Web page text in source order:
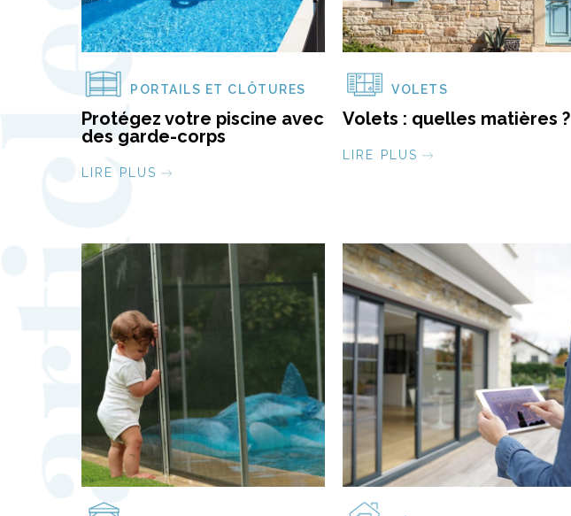
PORTAILS ET CLÔTURES
Protégez votre piscine avec
des garde-corps
LIRE PLUS
VOLETS
Volets : quelles matières ?
LIRE PLUS